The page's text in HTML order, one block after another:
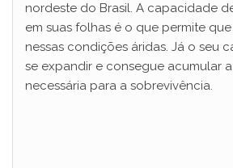
nordeste do Brasil. A capacidade
em suas folhas é o que permite
nessas condições áridas. Já o seu
se expandir e consegue acumular
necessária para a sobrevivência.